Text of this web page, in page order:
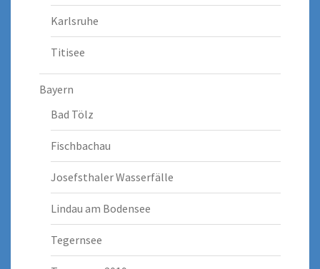
Karlsruhe
Titisee
Bayern
Bad Tölz
Fischbachau
Josefsthaler Wasserfälle
Lindau am Bodensee
Tegernsee